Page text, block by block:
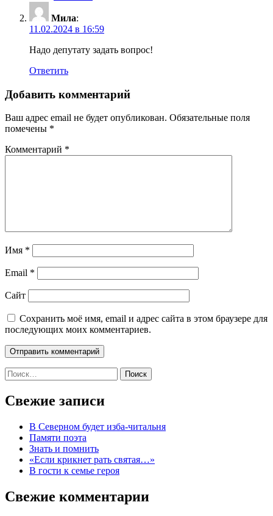
Мила:
11.02.2024 в 16:59
Надо депутату задать вопрос!
Ответить
Добавить комментарий
Ваш адрес email не будет опубликован. Обязательные поля
помечены *
Комментарий *
Имя *
Email *
Сайт
Сохранить моё имя, email и адрес сайта в этом браузере для
последующих моих комментариев.
Найти:
Свежие записи
В Северном будет изба-читальня
Памяти поэта
Знать и помнить
«Если крикнет рать святая…»
В гости к семье героя
Свежие комментарии